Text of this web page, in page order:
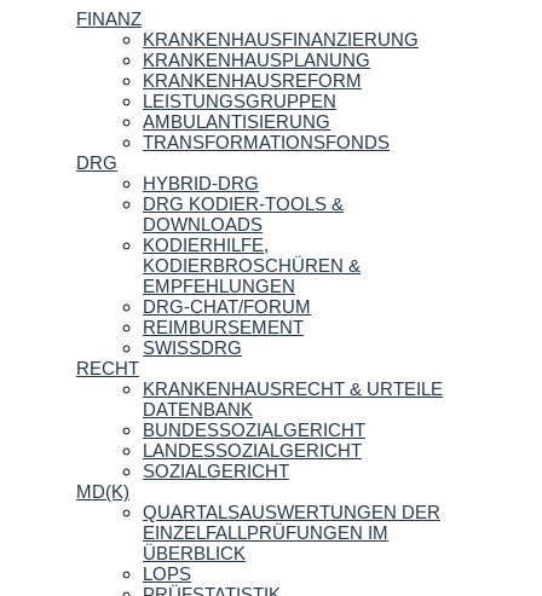
FINANZ
KRANKENHAUSFINANZIERUNG
KRANKENHAUSPLANUNG
KRANKENHAUSREFORM
LEISTUNGSGRUPPEN
AMBULANTISIERUNG
TRANSFORMATIONSFONDS
DRG
HYBRID-DRG
DRG KODIER-TOOLS &
DOWNLOADS
KODIERHILFE,
KODIERBROSCHÜREN &
EMPFEHLUNGEN
DRG-CHAT/FORUM
REIMBURSEMENT
SWISSDRG
RECHT
KRANKENHAUSRECHT & URTEILE
DATENBANK
BUNDESSOZIALGERICHT
LANDESSOZIALGERICHT
SOZIALGERICHT
MD(K)
QUARTALSAUSWERTUNGEN DER
EINZELFALLPRÜFUNGEN IM
ÜBERBLICK
LOPS